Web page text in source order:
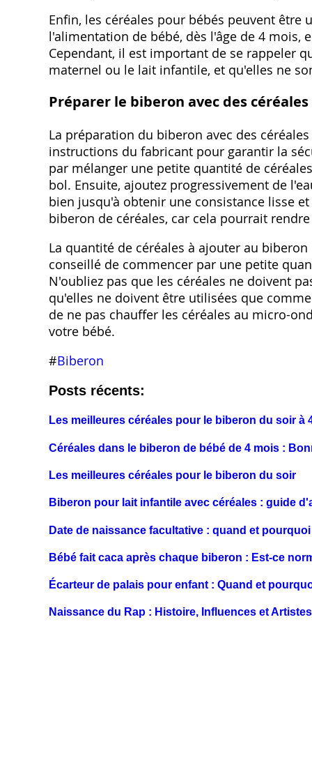
Enfin, les céréales pour bébés peuvent
l'alimentation de bébé, dès l'âge de 4
Cependant, il est important de se rappeler
maternel ou le lait infantile, et qu'elles ne
Préparer le biberon avec des céréales
La préparation du biberon avec des
instructions du fabricant pour garantir la
par mélanger une petite quantité de
bol. Ensuite, ajoutez progressivement de
bien jusqu'à obtenir une consistance lisse
biberon de céréales, car cela pourrait
La quantité de céréales à ajouter au
conseillé de commencer par une petite
N'oubliez pas que les céréales ne doivent
qu'elles ne doivent être utilisées que
de ne pas chauffer les céréales au micro-
votre bébé.
#Biberon
Posts récents:
Les meilleures céréales pour le biberon du soir à
Céréales dans le biberon de bébé de 4 mois :
Les meilleures céréales pour le biberon du soir
Biberon pour lait infantile avec céréales : guide
Date de naissance facultative : quand et
Bébé fait caca après chaque biberon : Est-ce
Écarteur de palais pour enfant : Quand et
Naissance du Rap : Histoire, Influences et